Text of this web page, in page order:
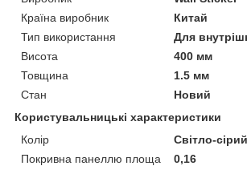
Країна виробник
Китай
Тип використання
Для
Висота
400 мм
Товщина
1.5 мм
Стан
Новий
Користувальницькі характеристики
Колір
Світло-сірий
Покривна панеллю площа
0,16